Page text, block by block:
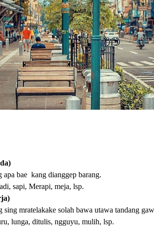
apa bae kang dianggep barang.
sapi, Merapi, meja, lsp.
mratelakake solah bawa utawa tandang
lunga, ditulis, ngguyu, mulih, lsp.